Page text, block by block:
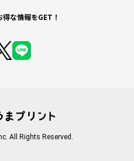
な情報をGET！
All Rights Reserved.